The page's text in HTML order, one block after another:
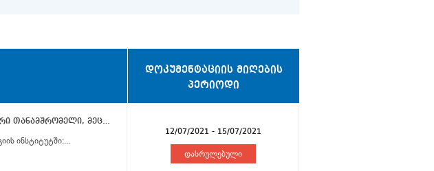
ᲓᲝᲙᲣᲛᲔᲜᲢᲐᲪᲘᲘᲡ ᲛᲘᲦᲔᲑᲘᲡ
ᲞᲔᲠᲘᲝᲓᲘ
ალექსანდრე ჯანელიძის სახელობის გეოლოგიის ინსტიტუტი - უფროსი მეცნიერი თანამშრომელი, მეცნიერი თანამშრომელი
ინსტიტუტში:...
12/07/2021 - 15/07/2021
დასრულებული